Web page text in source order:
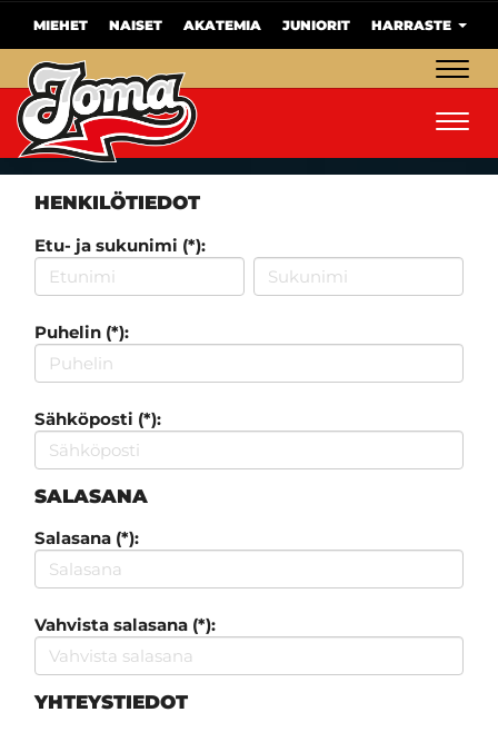
MIEHET NAISET AKATEMIA JUNIORIT HARRASTE
HENKILÖTIEDOT
Etu- ja sukunimi (*):
Puhelin (*):
Sähköposti (*):
SALASANA
Salasana (*):
Vahvista salasana (*):
YHTEYSTIEDOT